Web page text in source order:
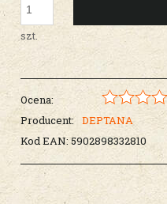
szt.
Ocena:
Producent: DEPTANA
Kod EAN: 5902898332810